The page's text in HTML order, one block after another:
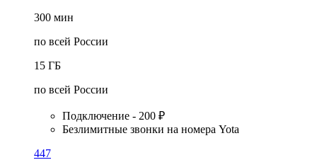
300 мин
по всей России
15 ГБ
по всей России
Подключение - 200 ₽
Безлимитные звонки на номера Yota
447